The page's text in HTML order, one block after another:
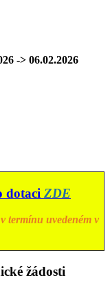
-> 06.02.2026
dotaci ZDE
termínu uvedeném v
žádosti